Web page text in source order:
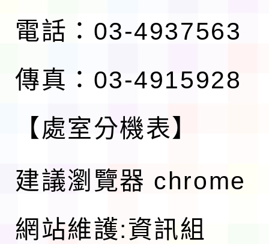
電話：03-4937563
傳真：03-4915928
【處室分機表】
建議瀏覽器 chrome
網站維護:資訊組